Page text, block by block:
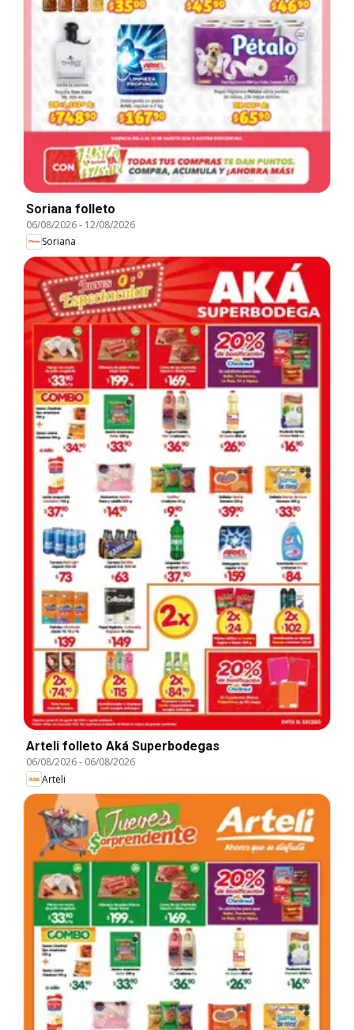
Soriana folleto
06/08/2026- 12/08/2026
Soriana
Arteli folleto Aká Superbodegas
06/08/2026- 06/08/2026
Arteli